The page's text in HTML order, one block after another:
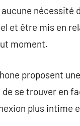
et être mis en
moment.
proposent
se trouver en
plus